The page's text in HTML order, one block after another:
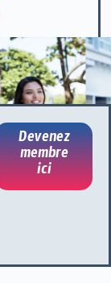
Devenez
membre
ici